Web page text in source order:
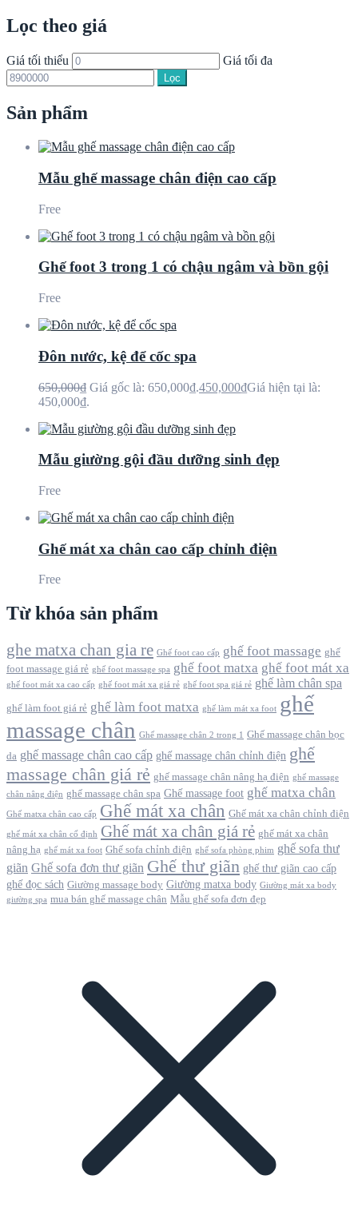
Lọc theo giá
Giá tối thiểu Giá tối đa
Lọc
Sản phẩm
Mẫu ghế massage chân điện cao cấp
Free
Ghế foot 3 trong 1 có chậu ngâm và bồn gội
Free
Đôn nước, kệ để cốc spa
650,000₫ Giá gốc là: 650,000₫.450,000₫Giá hiện tại là:
450,000₫.
Mẫu giường gội đầu dưỡng sinh đẹp
Free
Ghế mát xa chân cao cấp chỉnh điện
Free
Từ khóa sản phẩm
ghe matxa chan gia re Ghế foot cao cấp ghế foot massage ghế
foot massage giá rẻ ghế foot massage spa ghế foot matxa ghế foot mát xa
ghế foot mát xa cao cấp ghế foot mát xa giá rẻ ghế foot spa giá rẻ ghế làm chân spa
ghế làm foot giá rẻ ghế làm foot matxa ghế làm mát xa foot ghế
massage chân Ghế massage chân 2 trong 1
Ghế massage chân bọc
da ghế massage chân cao cấp ghế massage chân chỉnh điện ghế
massage chân giá rẻ ghế massage chân nâng hạ điện ghế massage
chân nâng điện ghế massage chân spa Ghế massage foot ghế matxa chân
Ghế matxa chân cao cấp Ghế mát xa chân Ghế mát xa chân chỉnh điện
ghế mát xa chân cố định Ghế mát xa chân giá rẻ ghế mát xa chân
nâng hạ ghế mát xa foot Ghế sofa chỉnh điện ghế sofa phòng phim ghế sofa thư
giãn Ghế sofa đơn thư giãn Ghế thư giãn ghế thư giãn cao cấp
ghế đọc sách Giường massage body Giường matxa body Giường mát xa body
giường spa mua bán ghế massage chân Mẫu ghế sofa đơn đẹp